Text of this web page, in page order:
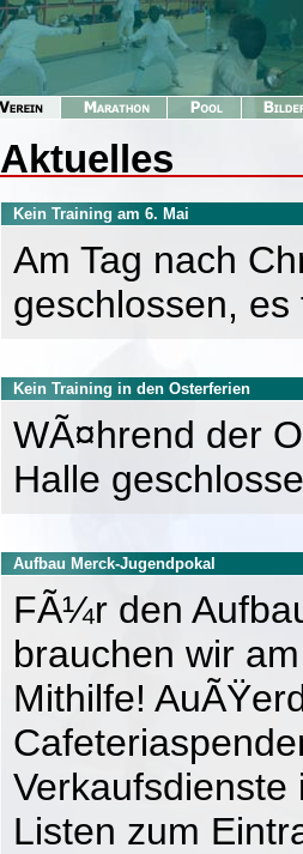
Aktuelles
Kein Training am 6. Mai
Am Tag nach
geschlossen,
Kein Training in den Osterferien
WÃ¤hrend der
Halle
Aufbau Merck-Jugendpokal
FÃ¼r den
brauchen wir
Mithilfe!
Listen zum